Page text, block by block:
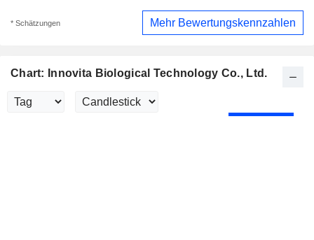
* Schätzungen Mehr Bewertungskennzahlen
Chart: Innovita Biological Technology Co., Ltd.